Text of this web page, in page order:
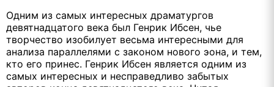
Одним из самых интересных драматургов
девятнадцатого века был Генрик Ибсен, чье
творчество изобилует весьма интересными для
анализа параллелями с законом нового эона, и тем,
кто его принес. Генрик Ибсен является одним из
самых интересных и несправедливо забытых